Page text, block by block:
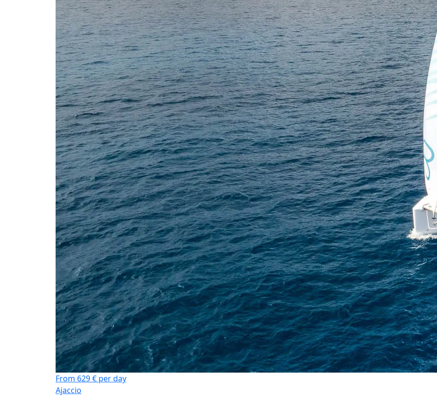
From 629 € per day
Ajaccio